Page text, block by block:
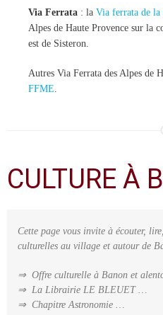
Via Ferrata : la Via ferrata de
Alpes de Haute Provence sur la
est de Sisteron.
Autres Via Ferrata des Alpes de
FFME.
CULTURE À
Cette page vous invite à écouter,
culturelles au village et autour de
⇒ Offre culturelle à Banon et
⇒ La Librairie LE BLEUET …
⇒ Chapitre Astronomie …